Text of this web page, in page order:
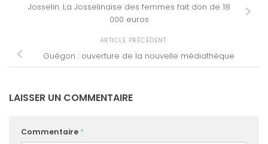
Josselin. La Josselinaise des femmes fait don de 18
000 euros
ARTICLE PRÉCÉDENT
Guégon : ouverture de la nouvelle médiathèque
LAISSER UN COMMENTAIRE
Commentaire *